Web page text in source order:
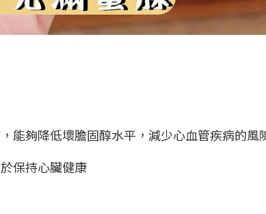
，能夠降低壞膽固醇水平，減少心血管疾病的風
於保持心臟健康